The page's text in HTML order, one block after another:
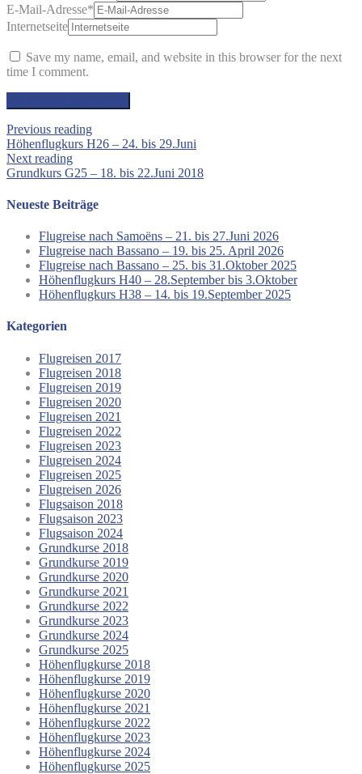
E-Mail-Adresse*
Internetseite
Save my name, email, and website in this browser for the next
time I comment.
Previous reading
Höhenflugkurs H26 – 24. bis 29.Juni
Next reading
Grundkurs G25 – 18. bis 22.Juni 2018
Neueste Beiträge
Flugreise nach Samoëns – 21. bis 27.Juni 2026
Flugreise nach Bassano – 19. bis 25. April 2026
Flugreise nach Bassano – 25. bis 31.Oktober 2025
Höhenflugkurs H40 – 28.September bis 3.Oktober
Höhenflugkurs H38 – 14. bis 19.September 2025
Kategorien
Flugreisen 2017
Flugreisen 2018
Flugreisen 2019
Flugreisen 2020
Flugreisen 2021
Flugreisen 2022
Flugreisen 2023
Flugreisen 2024
Flugreisen 2025
Flugreisen 2026
Flugsaison 2018
Flugsaison 2023
Flugsaison 2024
Grundkurse 2018
Grundkurse 2019
Grundkurse 2020
Grundkurse 2021
Grundkurse 2022
Grundkurse 2023
Grundkurse 2024
Grundkurse 2025
Höhenflugkurse 2018
Höhenflugkurse 2019
Höhenflugkurse 2020
Höhenflugkurse 2021
Höhenflugkurse 2022
Höhenflugkurse 2023
Höhenflugkurse 2024
Höhenflugkurse 2025